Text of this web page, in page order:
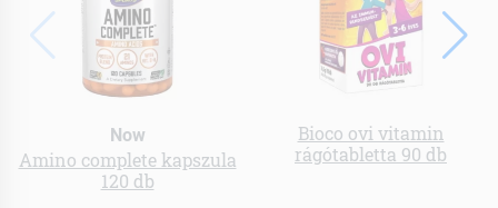
Now
Amino complete kapszula
120 db
Bioco ovi vitamin
rágótabletta 90 db